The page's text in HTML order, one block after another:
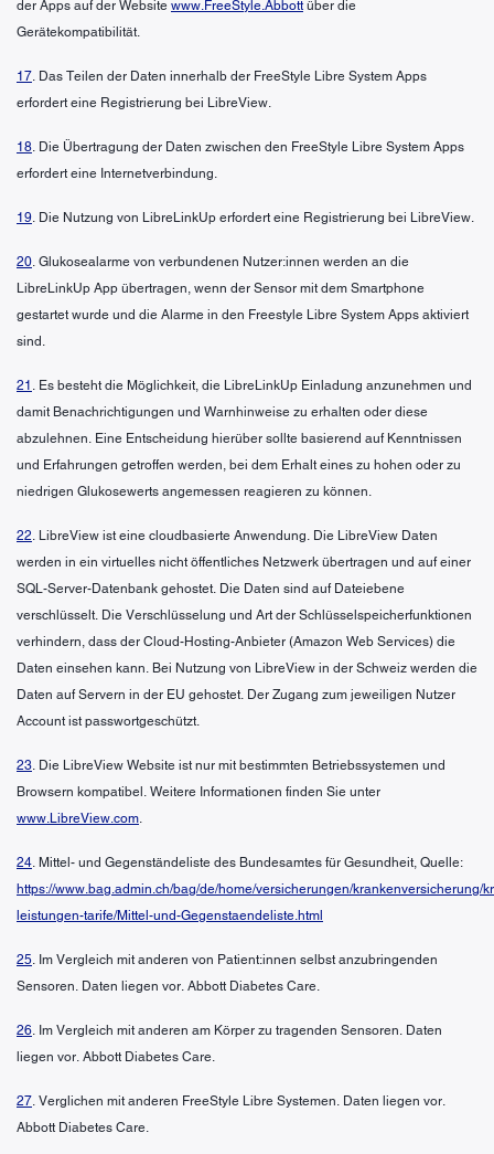
der Apps auf der Website www.FreeStyle.Abbott über die
Gerätekompatibilität.
17. Das Teilen der Daten innerhalb der FreeStyle Libre System Apps
erfordert eine Registrierung bei LibreView.
18. Die Übertragung der Daten zwischen den FreeStyle Libre System Apps
erfordert eine Internetverbindung.
19. Die Nutzung von LibreLinkUp erfordert eine Registrierung bei LibreView.
20. Glukosealarme von verbundenen Nutzer:innen werden an die
LibreLinkUp App übertragen, wenn der Sensor mit dem Smartphone
gestartet wurde und die Alarme in den Freestyle Libre System Apps aktiviert
sind.
21 . Es besteht die Möglichkeit, die LibreLinkUp Einladung anzunehmen und
damit Benachrichtigungen und Warnhinweise zu erhalten oder diese
abzulehnen. Eine Entscheidung hierüber sollte basierend auf Kenntnissen
und Erfahrungen getroffen werden, bei dem Erhalt eines zu hohen oder zu
niedrigen Glukosewerts angemessen reagieren zu können.
22. LibreView ist eine cloudbasierte Anwendung. Die LibreView Daten
werden in ein virtuelles nicht öffentliches Netzwerk übertragen und auf einer
SQL-Server-Datenbank gehostet. Die Daten sind auf Dateiebene
verschlüsselt. Die Verschlüsselung und Art der Schlüsselspeicherfunktionen
verhindern, dass der Cloud-Hosting-Anbieter (Amazon Web Services) die
Daten einsehen kann. Bei Nutzung von LibreView in der Schweiz werden die
Daten auf Servern in der EU gehostet. Der Zugang zum jeweiligen Nutzer
Account ist passwortgeschützt.
23. Die LibreView Website ist nur mit bestimmten Betriebssystemen und
Browsern kompatibel. Weitere Informationen finden Sie unter
www.LibreView.com.
24. Mittel- und Gegenständeliste des Bundesamtes für Gesundheit, Quelle:
https://www.bag.admin.ch/bag/de/home/versicherungen/krankenversicherung/
leistungen-tarife/Mittel-und-Gegenstaendeliste.html
25. Im Vergleich mit anderen von Patient:innen selbst anzubringenden
Sensoren. Daten liegen vor. Abbott Diabetes Care.
26. Im Vergleich mit anderen am Körper zu tragenden Sensoren. Daten
liegen vor. Abbott Diabetes Care.
27. Verglichen mit anderen FreeStyle Libre Systemen. Daten liegen vor.
Abbott Diabetes Care.